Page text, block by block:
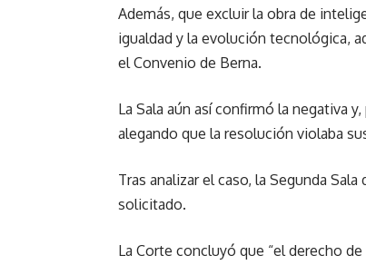
Además, que excluir la obra de
igualdad y la evolución tecnológica,
el Convenio de Berna.
La Sala aún así confirmó la negativa
alegando que la resolución violaba
Tras analizar el caso, la Segunda
solicitado.
La Corte concluyó que “el derecho